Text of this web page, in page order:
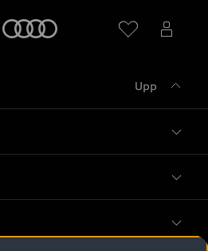
Upp